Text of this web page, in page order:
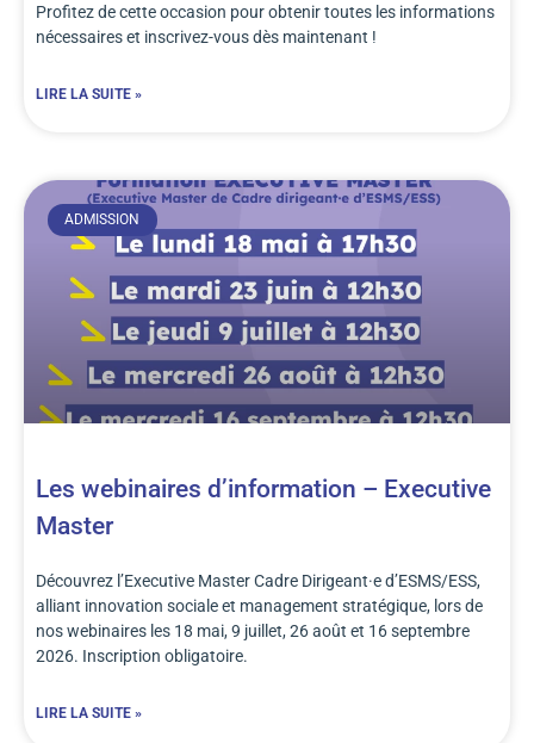
Profitez de cette occasion pour obtenir toutes les informations
nécessaires et inscrivez-vous dès maintenant !
LIRE LA SUITE »
ADMISSION
Les webinaires d’information – Executive
Master
Découvrez l’Executive Master Cadre Dirigeant·e d’ESMS/ESS,
alliant innovation sociale et management stratégique, lors de
nos webinaires les 18 mai, 9 juillet, 26 août et 16 septembre
2026. Inscription obligatoire.
LIRE LA SUITE »